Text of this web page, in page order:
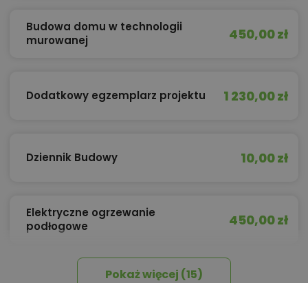
Budowa domu w technologii
murowanej
450,00 zł
Dodatkowy egzemplarz projektu 1 230,00 zł
Dziennik Budowy 10,00 zł
Elektryczne ogrzewanie
podłogowe
450,00 zł
Pokaż więcej (15)